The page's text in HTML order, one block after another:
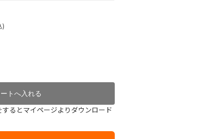
)
とマイページよりダウンロード